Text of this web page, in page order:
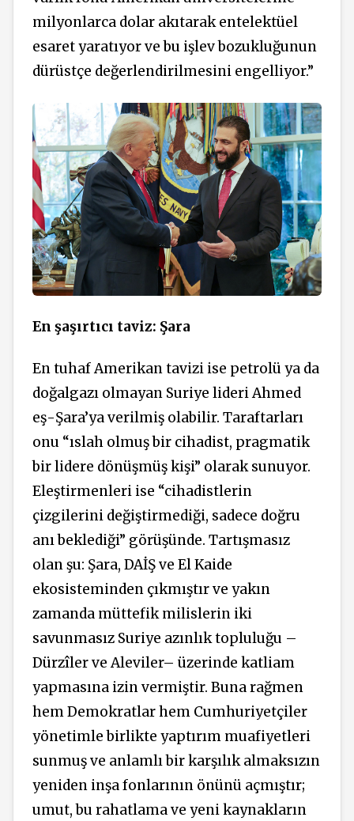
milyonlarca dolar akıtarak entelektüel
esaret yaratıyor ve bu işlev bozukluğunun
dürüstçe değerlendirilmesini engelliyor.”
En şaşırtıcı taviz: Şara
En tuhaf Amerikan tavizi ise petrolü ya da
doğalgazı olmayan Suriye lideri Ahmed
eş-Şara’ya verilmiş olabilir. Taraftarları
onu “ıslah olmuş bir cihadist, pragmatik
bir lidere dönüşmüş kişi” olarak sunuyor.
Eleştirmenleri ise “cihadistlerin
çizgilerini değiştirmediği, sadece doğru
anı beklediği” görüşünde. Tartışmasız
olan şu: Şara, DAİŞ ve El Kaide
ekosisteminden çıkmıştır ve yakın
zamanda müttefik milislerin iki
savunmasız Suriye azınlık topluluğu –
Dürzîler ve Aleviler– üzerinde katliam
yapmasına izin vermiştir. Buna rağmen
hem Demokratlar hem Cumhuriyetçiler
yönetimle birlikte yaptırım muafiyetleri
sunmuş ve anlamlı bir karşılık almaksızın
yeniden inşa fonlarının önünü açmıştır;
umut, bu rahatlama ve yeni kaynakların